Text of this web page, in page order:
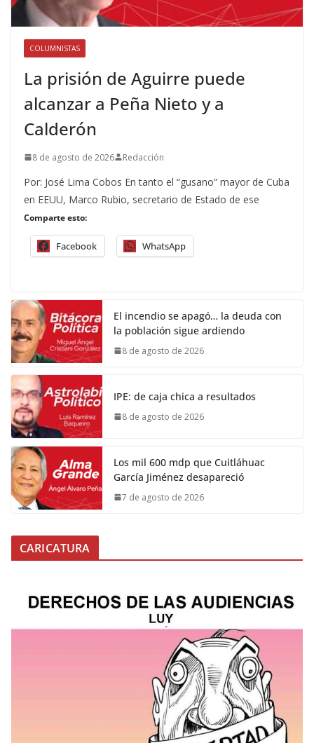
COLUMNISTAS
La prisión de Aguirre puede
alcanzar a Peña Nieto y a
Calderón
8 de agosto de 2026 Redacción
Por: José Lima Cobos En tanto el “gusano” mayor de Cuba
en EEUU, Marco Rubio, secretario de Estado de ese
Comparte esto:
Facebook WhatsApp
El incendio se apagó… la deuda con
la población sigue ardiendo
8 de agosto de 2026
IPE: de caja chica a resultados
8 de agosto de 2026
Los mil 600 mdp que Cuitláhuac
García Jiménez desapareció
7 de agosto de 2026
CARICATURA